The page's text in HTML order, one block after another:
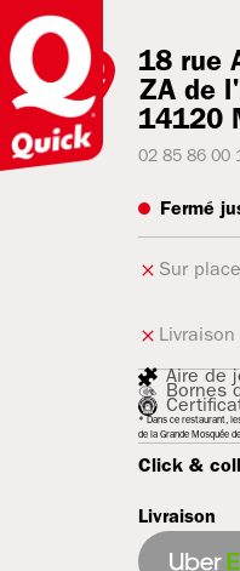
18 rue
ZA de
14120
02 85 86 00
Fermé
Sur place
Livraison
Aire de
Bornes
* Dans ce restaurant,
de la Grande Mosquée
Click &
Livraison